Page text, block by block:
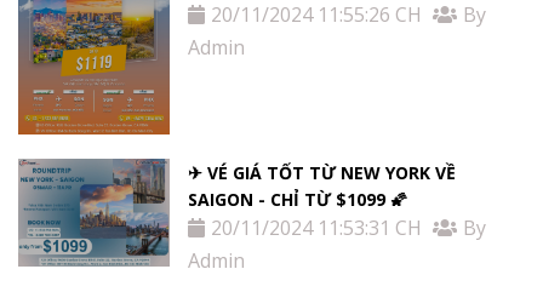
20/11/2024 11:55:26 CH
By
Admin
✈ VÉ GIÁ TỐT TỪ NEW YORK VỀ
SAIGON - CHỈ TỪ $1099 🌠
20/11/2024 11:53:31 CH
By
Admin